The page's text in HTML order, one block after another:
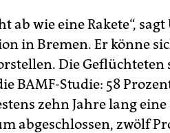
ab wie eine Rakete“,
in Bremen. Er könne
Die
BAMF-Studie: 58
zehn Jahre lang
abgeschlossen, zwölf